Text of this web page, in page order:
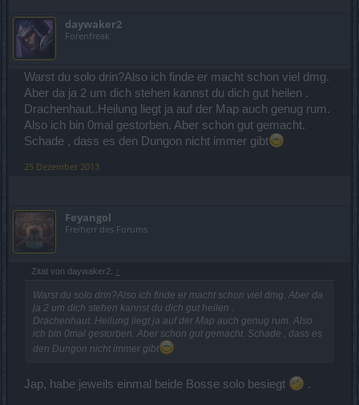
daywaker2
Forenfreak
Warst du solo drin?Also ich finde er macht schon viel dmg.
Aber da ja 2 um dich stehen kannst du dich gut heilen .
Drachenhaut..Heilung liegt ja auf der Map auch genug rum.
Also ich bin 0mal gestorben. Aber schon gut gemacht.
Schade , dass es den Dungon nicht immer gibt
25 Dezember 2013
Feyangol
Freiherr des Forums
Zitat von daywaker2: ↑
Warst du solo drin?Also ich finde er macht schon viel dmg. Aber da
ja 2 um dich stehen kannst du dich gut heilen .
Drachenhaut..Heilung liegt ja auf der Map auch genug rum. Also
ich bin 0mal gestorben. Aber schon gut gemacht. Schade , dass es
den Dungon nicht immer gibt
Jap, habe jeweils einmal beide Bosse solo besiegt .